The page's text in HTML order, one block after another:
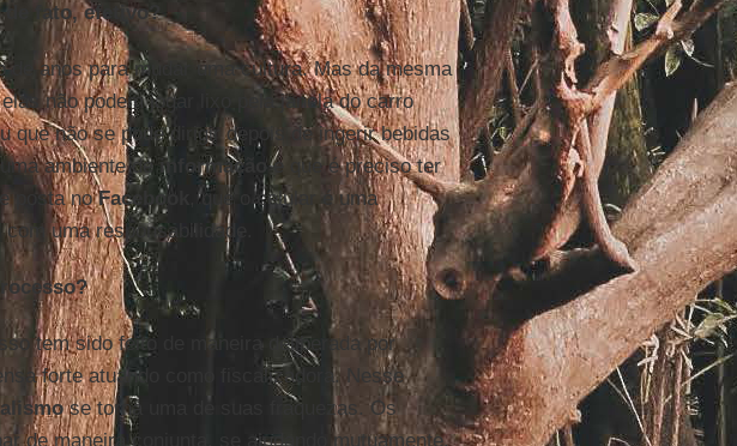
fato, efetivo?
de anos para mudar uma cultura. Mas da mesma
não podem jogar lixo pela janela do carro
que não se pode dirigir depois de ingerir bebidas
ambiente deinformação
e que é preciso ter
posta noFacebook
, que o celular é uma
uma responsabilidade.
tem sido feito de maneira deliberada por
forte atuando como fiscalizadora. Nesse
se torna uma de suas fraquezas. Os
de maneira conjunta, se ajudando mutuamente.